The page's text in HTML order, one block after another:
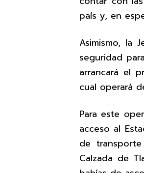
país y, en
Asimismo, la
seguridad
arrancará el
cual operará
Para este
acceso al
de
Calzada de